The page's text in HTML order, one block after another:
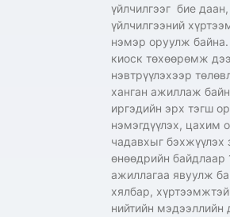
үйлчилгээг бие
үйлчилгээний
нэмэр оруулж
киоск төхөөрөмж
нэвтрүүлэхээр
ханган ажиллаж
иргэдийн эрх тэгш
нэмэгдүүлэх, цахим
чадавхыг бэхжүүлэх
өнөөдрийн байдлаар
ажиллагаа явуулж
хялбар,
нийтийн мэдээллийн